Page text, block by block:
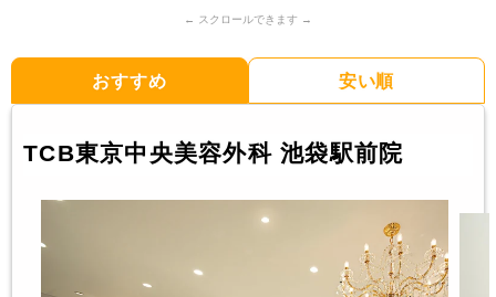
おすすめ 安い順
TCB東京中央美容外科 池袋駅前院